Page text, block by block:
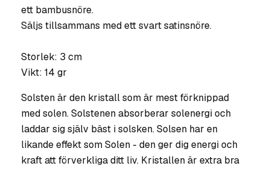
ett bambusnöre.
Säljs tillsammans med ett svart satinsnöre.
Storlek: 3 cm
Vikt: 14 gr
Solsten är den kristall som är mest förknippad
med solen. Solstenen absorberar solenergi och
laddar sig själv bäst i solsken. Solsen har en
likande effekt som Solen - den ger dig energi och
kraft att förverkliga ditt liv. Kristallen är extra bra